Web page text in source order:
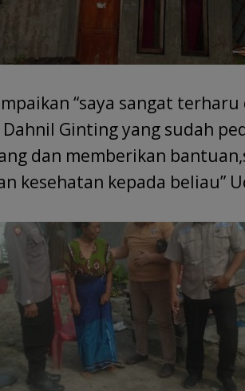
“saya sangat
Dahnil Ginting yang sudah
dan memberikan
kesehatan kepada beliau”